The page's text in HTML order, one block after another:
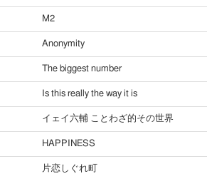
M2
Anonymity
The biggest number
Is this really the way it is
イェイ六輔 ことわざ的その世界
HAPPINESS
片恋しぐれ町